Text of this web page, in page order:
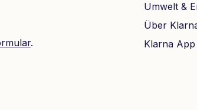
.
Umwelt &
Über
Klarna App